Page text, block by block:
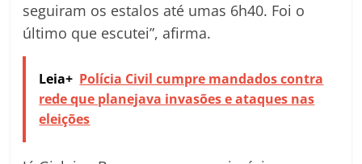
seguiram os estalos até umas 6h40. Foi o
último que escutei”, afirma.
Leia+ Polícia Civil cumpre mandados contra
rede que planejava invasões e ataques nas
eleições